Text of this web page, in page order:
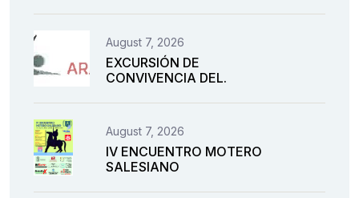
August 7, 2026
EXCURSIÓN DE
CONVIVENCIA DEL.
August 7, 2026
IV ENCUENTRO MOTERO
SALESIANO